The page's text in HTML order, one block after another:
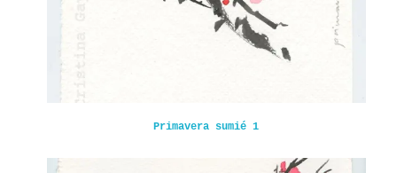
Primavera sumié 1